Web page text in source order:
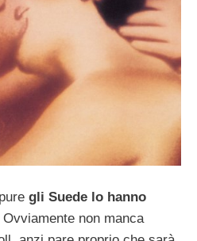
gli Suede lo hanno
Ovviamente non manca